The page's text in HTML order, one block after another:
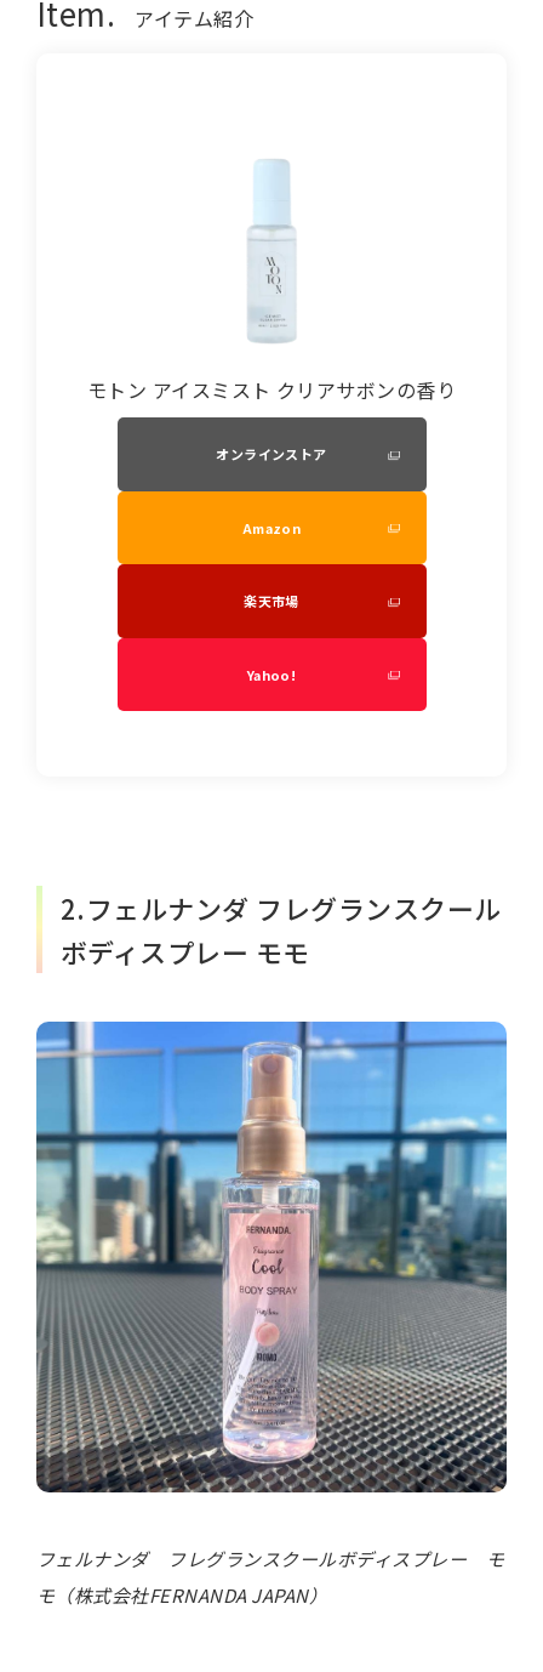
Item. アイテム紹介
モトン アイスミスト クリアサボンの香り
オンラインストア
Amazon
楽天市場
Yahoo!
2.フェルナンダ フレグランスクール
ボディスプレー モモ
フェルナンダ フレグランスクールボディスプレー モ
モ（株式会社FERNANDA JAPAN）